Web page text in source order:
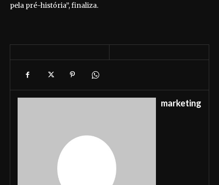
pela pré-história”, finaliza.
marketing